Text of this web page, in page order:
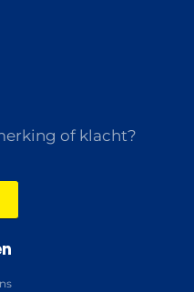
of klacht?